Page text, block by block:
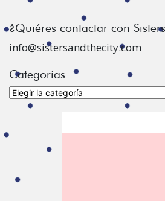
¿Quiéres contactar con
info@sistersandthecity.com
Categorías
Categorías